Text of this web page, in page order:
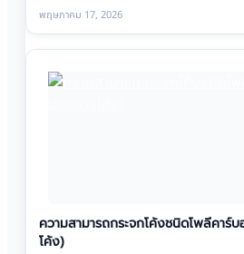
พฤษภาคม 17, 2026
ความสามารถกระจกโค้งชนิดโพลีคาร์
โค้ง)